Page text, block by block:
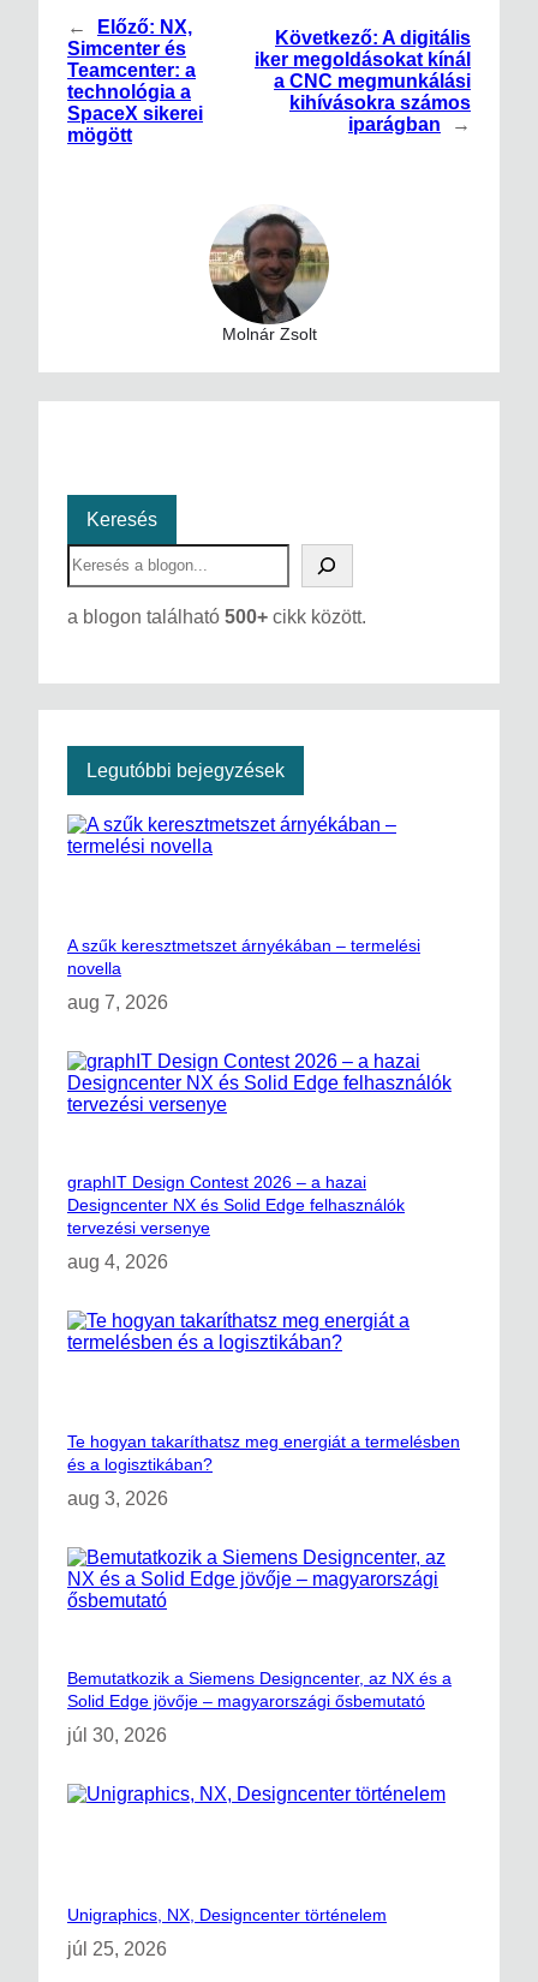
← Előző: NX,
Simcenter és
Teamcenter: a
technológia a
SpaceX sikerei
mögött
Következő: A digitális
iker megoldásokat kínál
a CNC megmunkálási
kihívásokra számos
iparágban
→
Molnár Zsolt
Keresés
S
e
r
a blogon található 500+ cikk között.
Legutóbbi bejegyzések
A szűk keresztmetszet árnyékában – termelési
novella
aug 7, 2026
graphIT Design Contest 2026 – a hazai
Designcenter NX és Solid Edge felhasználók
tervezési versenye
aug 4, 2026
Te hogyan takaríthatsz meg energiát a termelésben
és a logisztikában?
aug 3, 2026
Bemutatkozik a Siemens Designcenter, az NX és a
Solid Edge jövője – magyarországi ősbemutató
júl 30, 2026
Unigraphics, NX, Designcenter történelem
júl 25, 2026